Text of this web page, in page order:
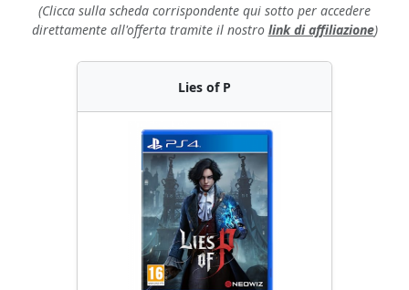
(Clicca sulla scheda corrispondente qui sotto per accedere
direttamente all'offerta tramite il nostro link di affiliazione)
Lies of P